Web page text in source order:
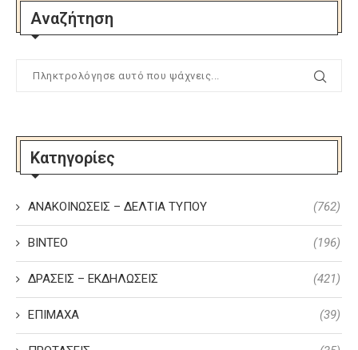
Αναζήτηση
Κατηγορίες
ΑΝΑΚΟΙΝΩΣΕΙΣ – ΔΕΛΤΙΑ ΤΥΠΟΥ (762)
ΒΙΝΤΕΟ (196)
ΔΡΑΣΕΙΣ – ΕΚΔΗΛΩΣΕΙΣ (421)
ΕΠΙΜΑΧΑ (39)